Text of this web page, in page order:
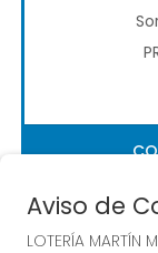
Aviso de
LOTERÍA